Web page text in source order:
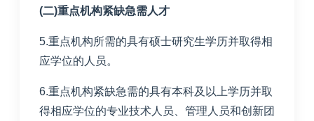
(二)重点机构紧缺急需人才
5.重点机构所需的具有硕士研究生学历并取得相
应学位的人员。
6.重点机构紧缺急需的具有本科及以上学历并取
得相应学位的专业技术人员、管理人员和创新团